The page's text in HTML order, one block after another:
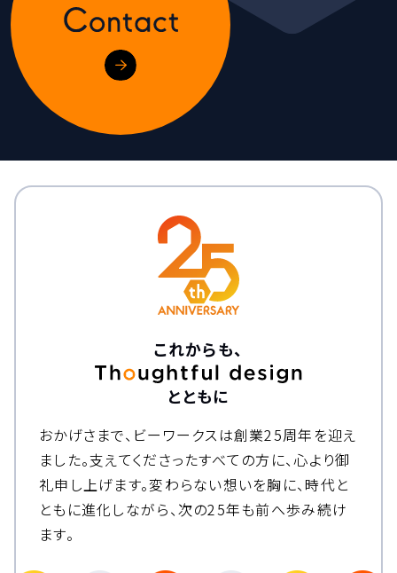
これからも、
とともに
おかげさまで、ビーワークスは創業25周年を迎え
ました。支えてくださったすべての方に、心より御
礼申し上げます。変わらない想いを胸に、時代と
ともに進化しながら、次の25年も前へ歩み続け
ます。